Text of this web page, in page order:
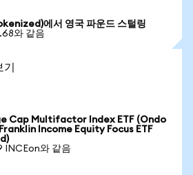
에서 영국 파운드 스털링
와 같음
기
Cap Multifactor Index ETF (Ondo
Income Equity Focus ETF
INCEon와 같음